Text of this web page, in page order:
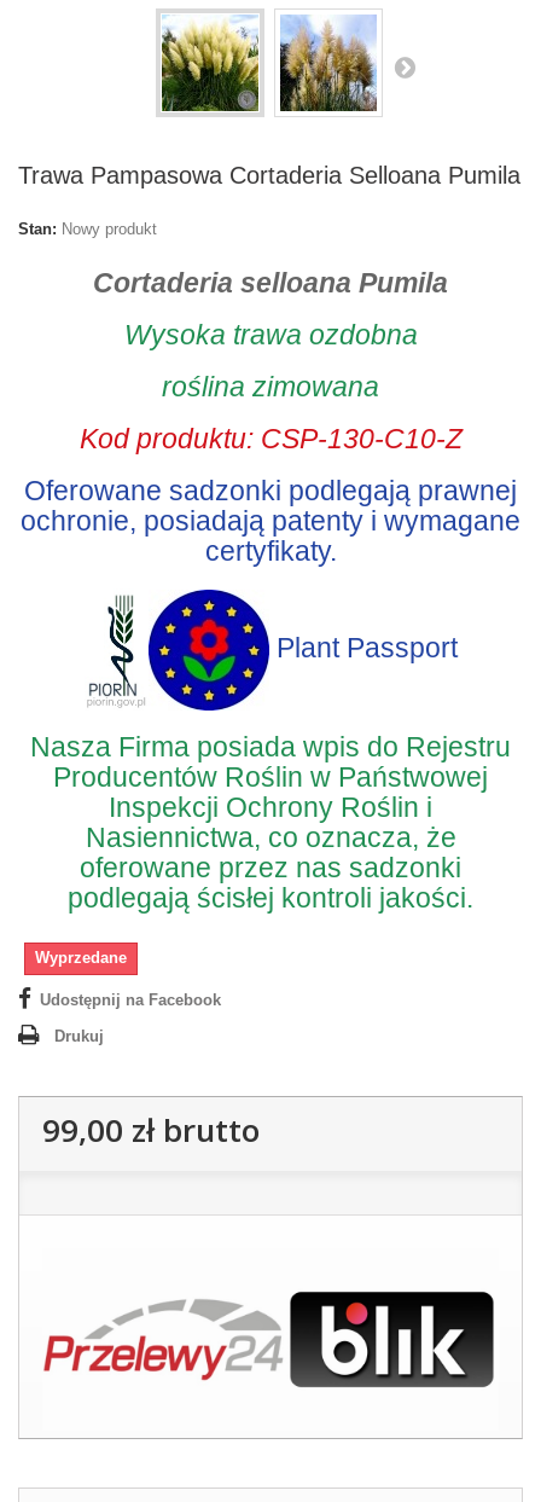
Trawa Pampasowa Cortaderia Selloana Pumila
Stan: Nowy produkt
Cortaderia selloana Pumila
Wysoka trawa ozdobna
roślina zimowana
Kod produktu: CSP-130-C10-Z
Oferowane sadzonki podlegają prawnej
ochronie, posiadają patenty i wymagane
certyfikaty.
Plant Passport
Nasza Firma posiada wpis do Rejestru
Producentów Roślin w Państwowej
Inspekcji Ochrony Roślin i
Nasiennictwa, co oznacza, że
oferowane przez nas sadzonki
podlegają ścisłej kontroli jakości.
Wyprzedane
Udostępnij na Facebook
Drukuj
99,00 złbrutto